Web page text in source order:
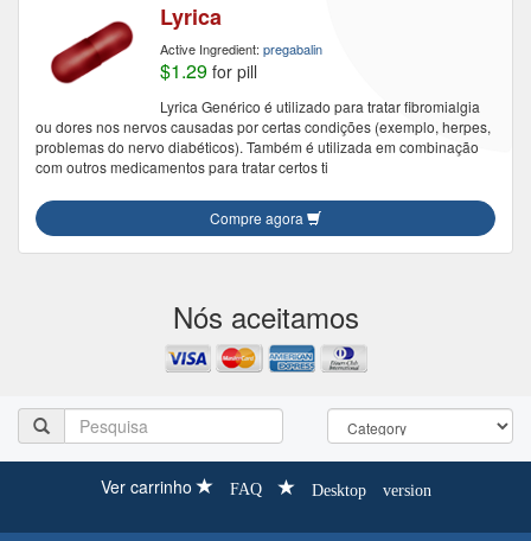
Lyrica
Active Ingredient: pregabalin
$1.29 for pill
Lyrica Genérico é utilizado para tratar fibromialgia
ou dores nos nervos causadas por certas condições (exemplo, herpes,
problemas do nervo diabéticos). Também é utilizada em combinação
com outros medicamentos para tratar certos ti
Compre agora
Nós aceitamos
Ver carrinho FAQ Desktop version